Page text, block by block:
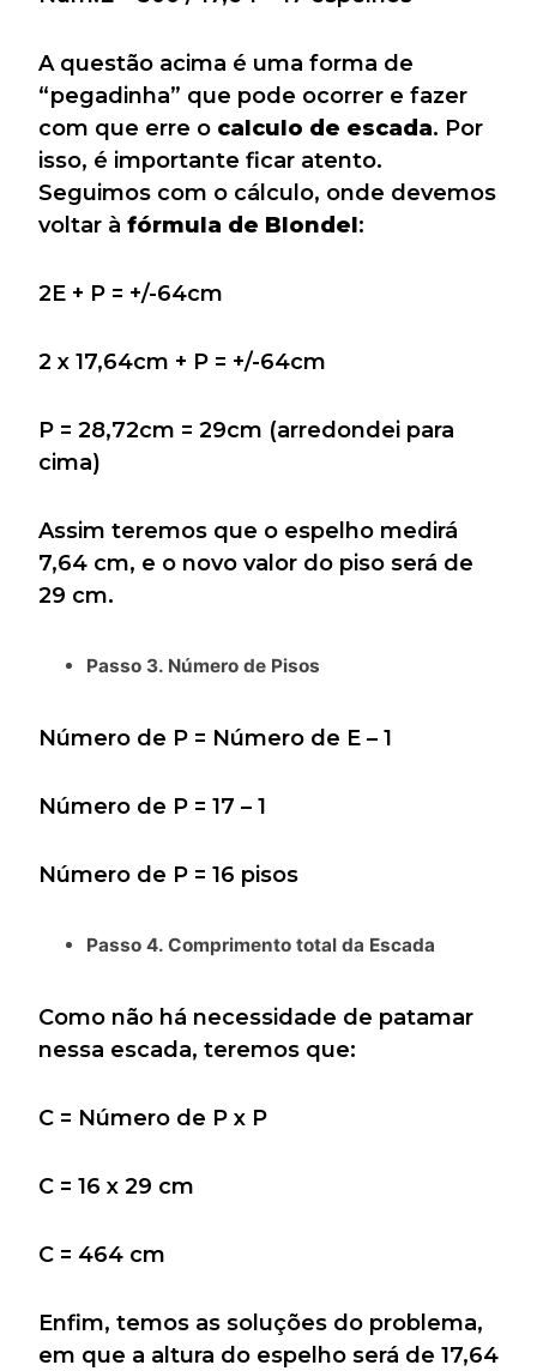
A questão acima é uma forma de
“pegadinha” que pode ocorrer e fazer
com que erre o calculo de escada. Por
isso, é importante ficar atento.
Seguimos com o cálculo, onde devemos
voltar à fórmula de Blondel:
2E + P = +/-64cm
2 x 17,64cm + P = +/-64cm
P = 28,72cm = 29cm (arredondei para
cima)
Assim teremos que o espelho medirá
7,64 cm, e o novo valor do piso será de
29 cm.
Passo 3. Número de Pisos
Número de P = Número de E – 1
Número de P = 17 – 1
Número de P = 16 pisos
Passo 4. Comprimento total da Escada
Como não há necessidade de patamar
nessa escada, teremos que:
C = Número de P x P
C = 16 x 29 cm
C = 464 cm
Enfim, temos as soluções do problema,
em que a altura do espelho será de 17,64